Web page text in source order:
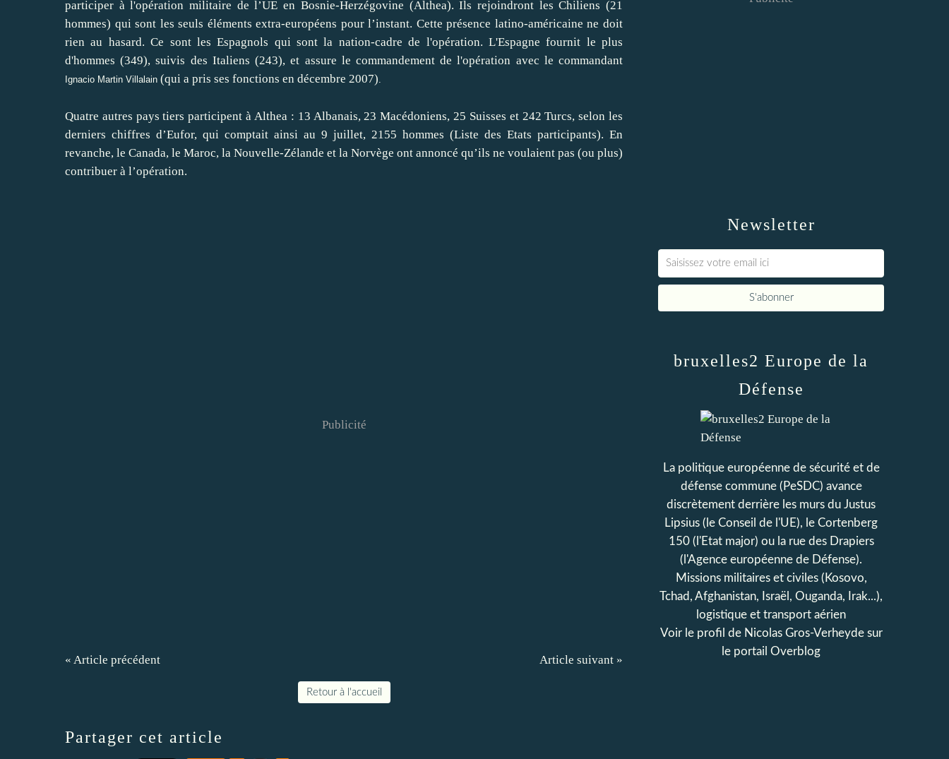
participer à l'opération militaire de l’UE en Bosnie-Herzégovine (Althea). Ils rejoindront les Chiliens (21
hommes) qui sont les seuls éléments extra-européens pour l’instant. Cette présence latino-américaine ne doit
rien au hasard. Ce sont les Espagnols qui sont la nation-cadre de l'opération. L'Espagne fournit le plus
d'hommes (349), suivis des Italiens (243), et assure le commandement de l'opération avec le commandant
Ignacio Martin Villalain (qui a pris ses fonctions en décembre 2007)
Quatre autres pays tiers participent à Althea : 13 Albanais, 23 Macédoniens, 25 Suisses et 242 Turcs, selon les
derniers chiffres d’Eufor, qui comptait ainsi au 9 juillet, 2155 hommes (Liste des Etats participants). En
revanche, le Canada, le Maroc, la Nouvelle-Zélande et la Norvège ont annoncé qu’ils ne voulaient pas (ou plus)
contribuer à l’opération.
Publicité
« Article précédent Article suivant »
Retour à l'accueil
Partager cet article
Newsletter
bruxelles2 Europe de la
Défense
La politique européenne de sécurité et de
défense commune (PeSDC) avance
discrètement derrière les murs du Justus
Lipsius (le Conseil de l'UE), le Cortenberg
150 (l'Etat major) ou la rue des Drapiers
(l'Agence européenne de Défense).
Missions militaires et civiles (Kosovo,
Tchad, Afghanistan, Israël, Ouganda, Irak...),
logistique et transport aérien
Voir le profil de Nicolas Gros-Verheydesur
le portail Overblog